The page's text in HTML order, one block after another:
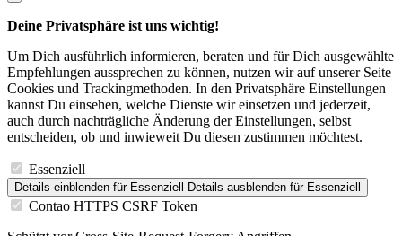
Empfehlungen aussprechen zu können, nutzen wir auf unserer Seite
Cookies und Trackingmethoden. In den Privatsphäre Einstellungen
kannst Du einsehen, welche Dienste wir einsetzen und jederzeit,
auch durch nachträgliche Änderung der Einstellungen, selbst
entscheiden, ob und inwieweit Du diesen zustimmen möchtest.
Details einblenden
Contao HTTPS CSRF Token